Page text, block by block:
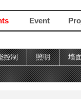
Event
控制 照明 墙